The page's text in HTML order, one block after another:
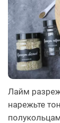
Лайм
нарежьте